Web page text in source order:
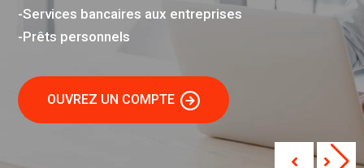
-Services bancaires aux entreprises
-Prêts personnels
OUVREZ UN COMPTE